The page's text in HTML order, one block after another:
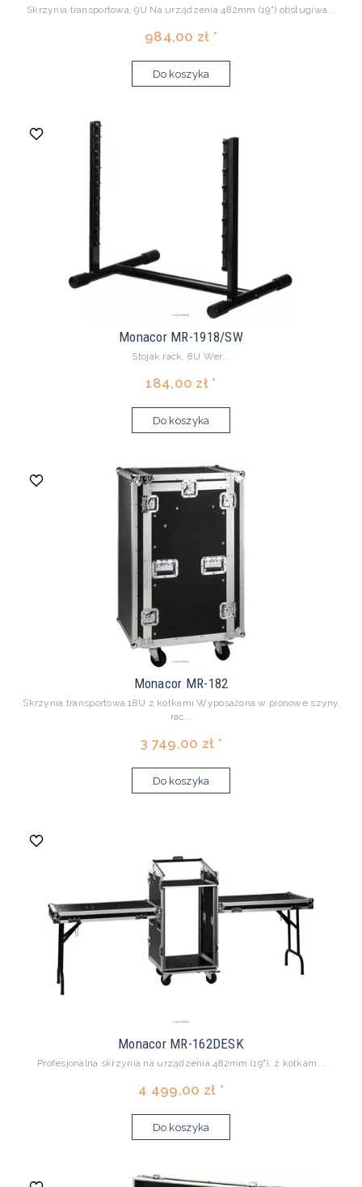
Skrzynia transportowa, 9U Na urządzenia 482mm (19") obsługiwa...
984,00 zł *
Do koszyka
Monacor MR-1918/SW
Stojak rack, 8U Wer...
184,00 zł *
Do koszyka
Monacor MR-182
Skrzynia transportowa 18U z kółkami Wyposażona w pionowe szyny
rac...
3 749,00 zł *
Do koszyka
Monacor MR-162DESK
Profesjonalna skrzynia na urządzenia 482mm (19"), z kółkam...
4 499,00 zł *
Do koszyka